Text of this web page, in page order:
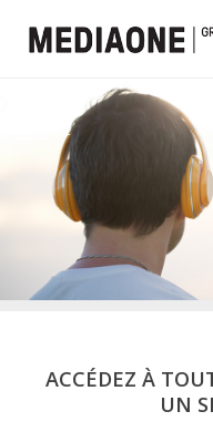
ACCÉDEZ À
UN